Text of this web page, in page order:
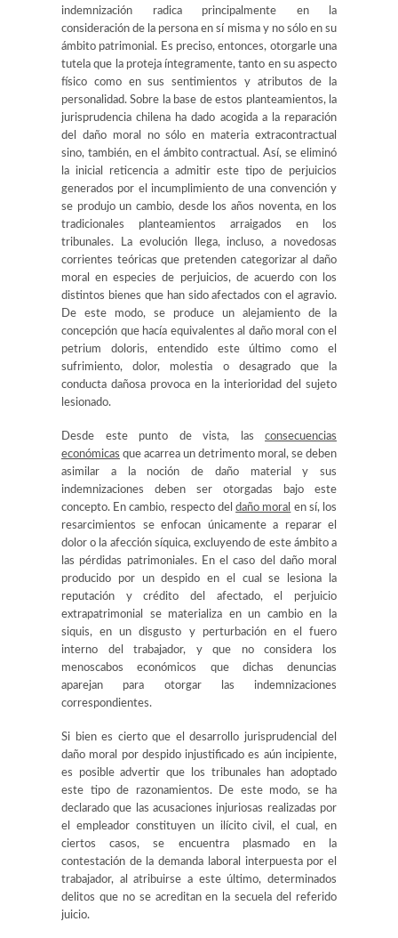
indemnización radica principalmente en la
consideración de la persona en sí misma y no sólo en su
ámbito patrimonial. Es preciso, entonces, otorgarle una
tutela que la proteja íntegramente, tanto en su aspecto
físico como en sus sentimientos y atributos de la
personalidad. Sobre la base de estos planteamientos, la
jurisprudencia chilena ha dado acogida a la reparación
del daño moral no sólo en materia extracontractual
sino, también, en el ámbito contractual. Así, se eliminó
la inicial reticencia a admitir este tipo de perjuicios
generados por el incumplimiento de una convención y
se produjo un cambio, desde los años noventa, en los
tradicionales planteamientos arraigados en los
tribunales. La evolución llega, incluso, a novedosas
corrientes teóricas que pretenden categorizar al daño
moral en especies de perjuicios, de acuerdo con los
distintos bienes que han sido afectados con el agravio.
De este modo, se produce un alejamiento de la
concepción que hacía equivalentes al daño moral con el
petrium doloris, entendido este último como el
sufrimiento, dolor, molestia o desagrado que la
conducta dañosa provoca en la interioridad del sujeto
lesionado.
Desde este punto de vista, las consecuencias
económicas que acarrea un detrimento moral, se deben
asimilar a la noción de daño material y sus
indemnizaciones deben ser otorgadas bajo este
concepto. En cambio, respecto deldaño moral en sí, los
resarcimientos se enfocan únicamente a reparar el
dolor o la afección síquica, excluyendo de este ámbito a
las pérdidas patrimoniales. En el caso del daño moral
producido por un despido en el cual se lesiona la
reputación y crédito del afectado, el perjuicio
extrapatrimonial se materializa en un cambio en la
siquis, en un disgusto y perturbación en el fuero
interno del trabajador, y que no considera los
menoscabos económicos que dichas denuncias
aparejan para otorgar las indemnizaciones
correspondientes.
Si bien es cierto que el desarrollo jurisprudencial del
daño moral por despido injustificado es aún incipiente,
es posible advertir que los tribunales han adoptado
este tipo de razonamientos. De este modo, se ha
declarado que las acusaciones injuriosas realizadas por
el empleador constituyen un ilícito civil, el cual, en
ciertos casos, se encuentra plasmado en la
contestación de la demanda laboral interpuesta por el
trabajador, al atribuirse a este último, determinados
delitos que no se acreditan en la secuela del referido
juicio.